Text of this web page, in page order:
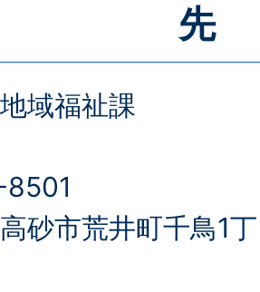
先
域福祉課
砂市荒井町千鳥1